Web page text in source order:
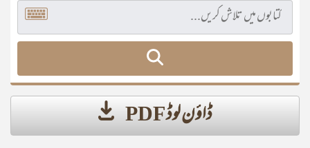
ڈاؤن لوڈ PDF